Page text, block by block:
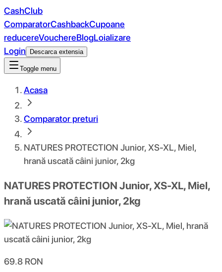
CashClub
ComparatorCashbackCupoane
reducereVouchereBlogLoializare
Login
Descarca extensia
Toggle menu
Acasa
Comparator preturi
NATURES PROTECTION Junior, XS-XL, Miel,
hrană uscată câini junior, 2kg
NATURES PROTECTION Junior, XS-XL, Miel,
hrană uscată câini junior, 2kg
69.8 RON